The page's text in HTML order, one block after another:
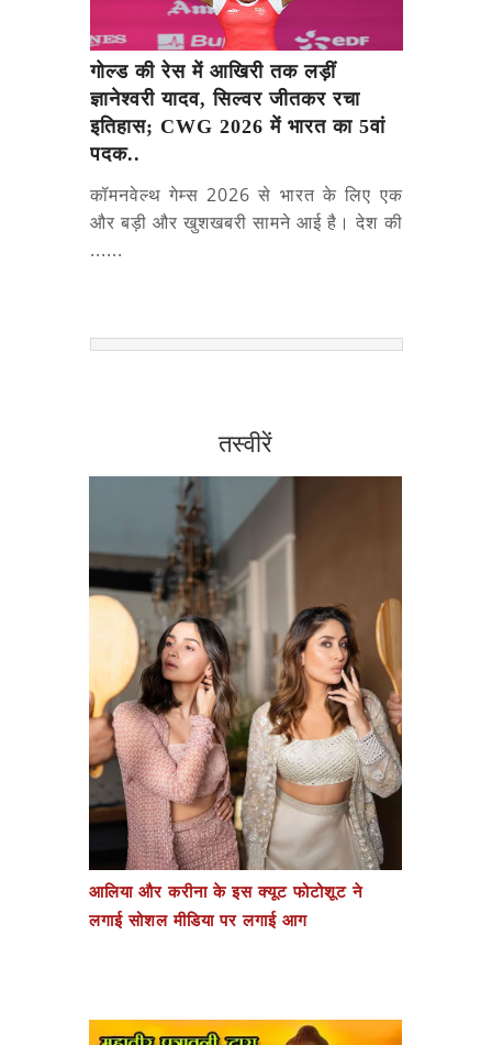
गोल्ड की रेस में आखिरी तक लड़ीं
ज्ञानेश्वरी यादव, सिल्वर जीतकर रचा
इतिहास; CWG 2026 में भारत का 5वां
पदक..
कॉमनवेल्थ गेम्स 2026 से भारत के लिए एक
और बड़ी और खुशखबरी सामने आई है। देश की
......
तस्वीरें
आलिया और करीना के इस क्यूट फोटोशूट ने
लगाई सोशल मीडिया पर लगाई आग